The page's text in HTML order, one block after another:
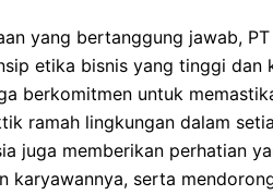
yang bertanggung jawab,
etika bisnis yang tinggi dan
berkomitmen untuk
ramah lingkungan dalam
juga memberikan perhatian
karyawannya, serta